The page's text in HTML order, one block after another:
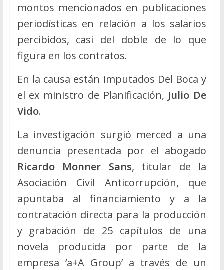
montos mencionados en publicaciones
periodísticas en relación a los salarios
percibidos, casi del doble de lo que
figura en los contratos.
En la causa están imputados Del Boca y
el ex ministro de Planificación, Julio De
Vido.
La investigación surgió merced a una
denuncia presentada por el abogado
Ricardo Monner Sans, titular de la
Asociación Civil Anticorrupción, que
apuntaba al financiamiento y a la
contratación directa para la producción
y grabación de 25 capítulos de una
novela producida por parte de la
empresa ‘a+A Group’ a través de un